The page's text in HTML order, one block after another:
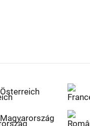
Österreich
Magyarország